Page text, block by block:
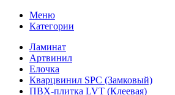
Меню
Категории
Ламинат
Артвинил
Елочка
Кварцвинил SPC (Замковый)
ПВХ-плитка LVT (Клеевая)